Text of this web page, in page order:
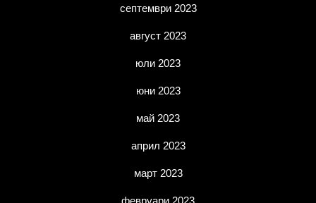
септември 2023
август 2023
юли 2023
юни 2023
май 2023
април 2023
март 2023
февруари 2023